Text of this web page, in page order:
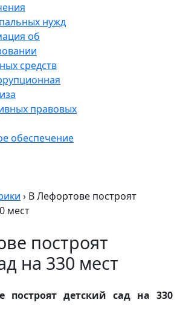
нужд
об
средств
правовых
обеспечение
› В Лефортове построят
мест
построят
на 330 мест
построят детский сад на 330